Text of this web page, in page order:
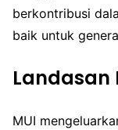
berkontribusi
baik untuk
Landasan
MUI